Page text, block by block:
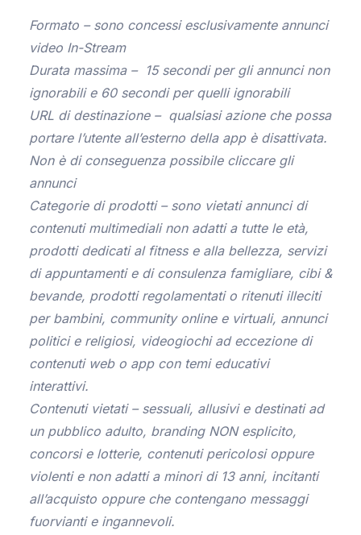
Formato – sono concessi esclusivamente annunci
video In-Stream
Durata massima – 15 secondi per gli annunci non
ignorabili e 60 secondi per quelli ignorabili
URL di destinazione – qualsiasi azione che possa
portare l’utente all’esterno della app è disattivata.
Non è di conseguenza possibile cliccare gli
annunci
Categorie di prodotti – sono vietati annunci di
contenuti multimediali non adatti a tutte le età,
prodotti dedicati al fitness e alla bellezza, servizi
di appuntamenti e di consulenza famigliare, cibi &
bevande, prodotti regolamentati o ritenuti illeciti
per bambini, community online e virtuali, annunci
politici e religiosi, videogiochi ad eccezione di
contenuti web o app con temi educativi
interattivi.
Contenuti vietati – sessuali, allusivi e destinati ad
un pubblico adulto, branding NON esplicito,
concorsi e lotterie, contenuti pericolosi oppure
violenti e non adatti a minori di 13 anni, incitanti
all’acquisto oppure che contengano messaggi
fuorvianti e ingannevoli.